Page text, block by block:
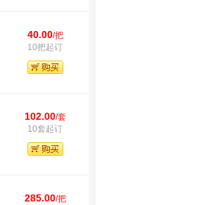
40.00/把
10把起订
102.00/套
10套起订
285.00/把